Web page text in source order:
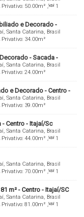
Privativo: 50.00m² ,
1
e Decorado -
Santa Catarina, Brasil
Privativo: 34.00m²
- Sacada -
Santa Catarina, Brasil
Privativo: 24.00m²
e Decorado - Centro -
Santa Catarina, Brasil
Privativo: 39.00m²
- Centro - Itajaí/Sc
Santa Catarina, Brasil
Privativo: 44.00m² ,
1
Santa Catarina, Brasil
Privativo: 70.00m² ,
1
m² - Centro - Itajaí/SC
Santa Catarina, Brasil
Privativo: 81 .00m² ,
1